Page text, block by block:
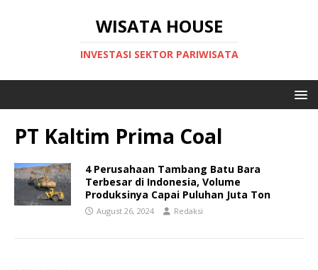
WISATA HOUSE
INVESTASI SEKTOR PARIWISATA
PT Kaltim Prima Coal
4 Perusahaan Tambang Batu Bara
Terbesar di Indonesia, Volume
Produksinya Capai Puluhan Juta Ton
August 26, 2024 Redaksi